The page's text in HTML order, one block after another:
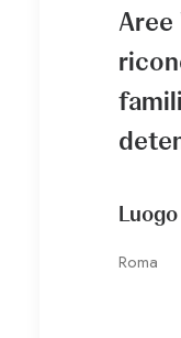
Aree
Luogo
Roma